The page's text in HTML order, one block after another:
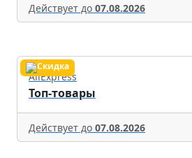
Действует до 07.08.2026
AliExpress
Топ-товары
Действует до 07.08.2026